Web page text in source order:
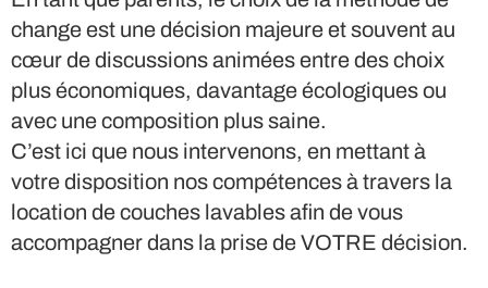
change est une décision majeure et souvent au
cœur de discussions animées entre des choix
plus économiques, davantage écologiques ou
avec une composition plus saine.
C’est ici que nous intervenons, en mettant à
votre disposition nos compétences à travers la
location de couches lavables afin de vous
accompagner dans la prise de VOTRE décision.